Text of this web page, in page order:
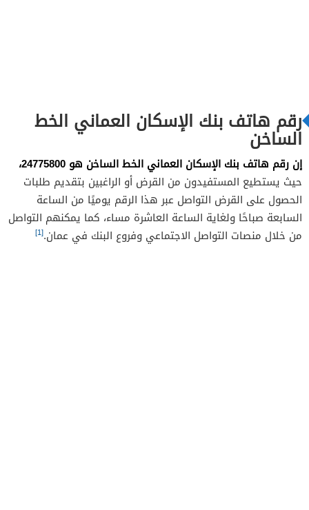
رقم هاتف بنك الإسكان العماني الخط
الساخن
إن رقم هاتف بنك الإسكان العماني الخط الساخن هو 24775800،
حيث يستطيع المستفيدون من القرض أو الراغبين بتقديم طلبات
الحصول على القرض التواصل عبر هذا الرقم يوميًا من الساعة
السابعة صباحًا ولغاية الساعة العاشرة مساء، كما يمكنهم التواصل
من خلال منصات التواصل الاجتماعي وفروع البنك في عمان.[1]